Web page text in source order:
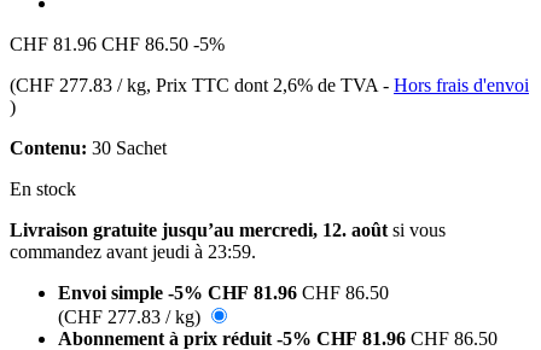
CHF 81.96 CHF 86.50 -5%
(CHF 277.83 / kg, Prix TTC dont 2,6% de TVA - Hors frais d'envoi
)
Contenu: 30 Sachet
En stock
Livraison gratuite jusqu’au mercredi, 12. août si vous
commandez avant jeudi à 23:59.
Envoi simple -5% CHF 81.96 CHF 86.50
(CHF 277.83 / kg)
Abonnement à prix réduit -5% CHF 81.96 CHF 86.50